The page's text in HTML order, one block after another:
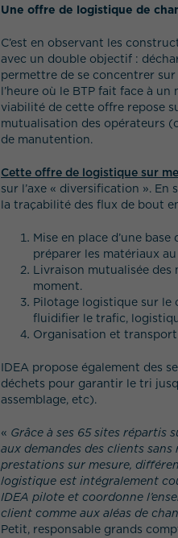
Une offre de logistique de
C’est en observant les
avec un double objectif :
permettre de se concentrer
l’heure où le BTP fait face à
viabilité de cette offre repose
mutualisation des opérateurs
de manutention.
Cette offre de logistique sur
sur l’axe « diversification ». En
la traçabilité des flux de bout
Mise en place d’une
préparer les matériaux
Livraison mutualisée des
moment.
Pilotage logistique sur le
fluidifier le trafic,
Organisation et
IDEA propose également des
déchets pour garantir le tri
assemblage, etc).
« Grâce à ses 65 sites répartis
aux demandes des clients
prestations sur mesure,
logistique est intégralement
IDEA pilote et coordonne
client comme aux aléas de
Petit, responsable grands